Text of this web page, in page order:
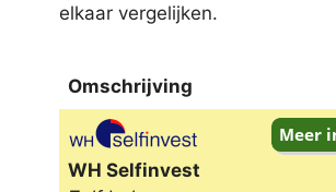
elkaar vergelijken.
Omschrijving
Omschrijving
WH Selfinvest